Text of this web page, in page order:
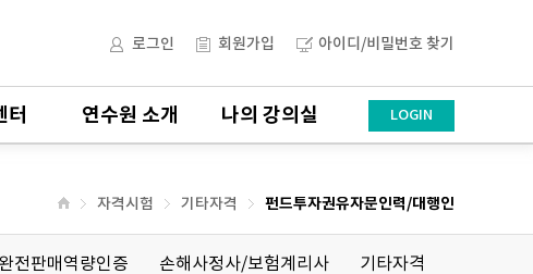
로그인 회원가입 아이디/비밀번호 찾기
터 연수원 소개 나의 강의실 LOGIN
자격시험 기타자격 펀드투자권유자문인력/대행인
전판매역량인증 손해사정사/보험계리사 기타자격